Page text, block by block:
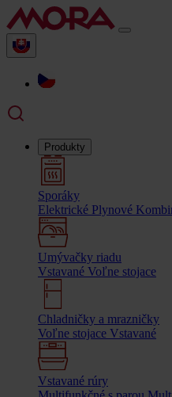
Produkty
Sporáky
Elektrické Plynové
Umývačky riadu
Vstavané Voľne stojace
Chladničky a mrazničky
Voľne stojace Vstavané
Vstavané rúry